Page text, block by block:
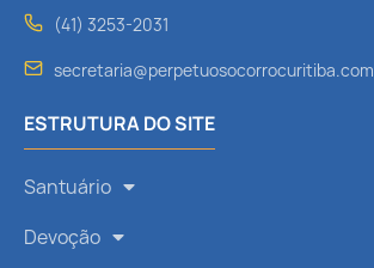
(41) 3253-2031
secretaria@perpetuosocorrocuritiba.com
ESTRUTURA DO SITE
Santuário
Devoção